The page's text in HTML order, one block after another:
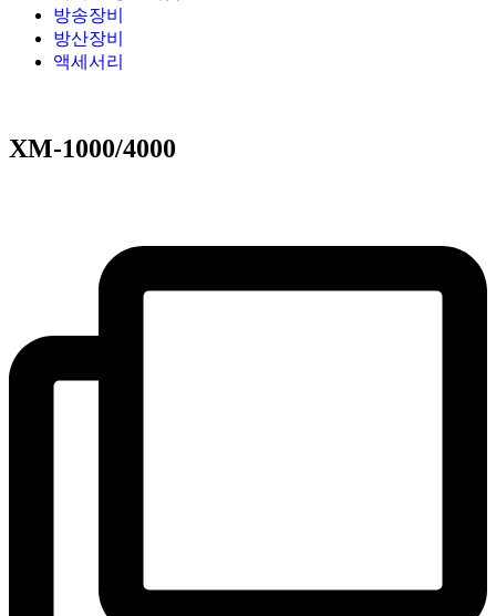
방송장비
방산장비
액세서리
XM-1000/4000